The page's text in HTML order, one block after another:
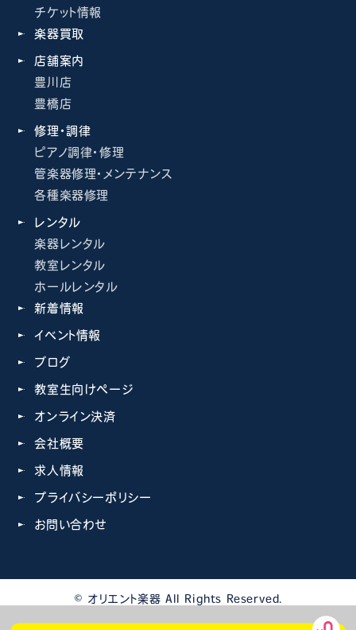
チケット情報
楽器買取
店舗案内
豊川店
豊橋店
修理・調律
ピアノ調律・修理
管楽器修理・メンテナンス
各種楽器修理
レンタル
楽器レンタル
教室レンタル
ホールレンタル
新着情報
イベント情報
ブログ
教室生向けページ
オンライン決済
会社概要
求人情報
プライバシーポリシー
お問い合わせ
© オリエント楽器 All Rights Reserved.